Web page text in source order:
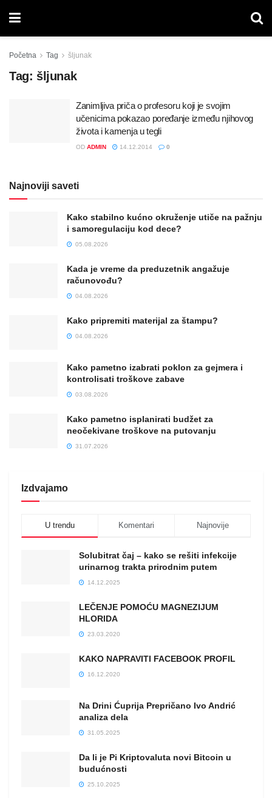
Početna Tag šljunak
Tag: šljunak
Zanimljiva priča o profesoru koji je svojim
učenicima pokazao poređanje između njihovog
života i kamenja u tegli
OD ADMIN 14.12.2014 0
Najnoviji saveti
Kako stabilno kućno okruženje utiče na pažnju
i samoregulaciju kod dece?
05.08.2026
Kada je vreme da preduzetnik angažuje
računovođu?
04.08.2026
Kako pripremiti materijal za štampu?
04.08.2026
Kako pametno izabrati poklon za gejmera i
kontrolisati troškove zabave
03.08.2026
Kako pametno isplanirati budžet za
neočekivane troškove na putovanju
31.07.2026
Izdvajamo
U trendu Komentari Najnovije
Solubitrat čaj – kako se rešiti infekcije
urinarnog trakta prirodnim putem
14.12.2025
LEČENJE POMOĆU MAGNEZIJUM
HLORIDA
23.03.2020
KAKO NAPRAVITI FACEBOOK PROFIL
16.12.2020
Na Drini Ćuprija Prepričano Ivo Andrić
analiza dela
31.05.2025
Da li je Pi Kriptovaluta novi Bitcoin u
budućnosti
25.10.2025